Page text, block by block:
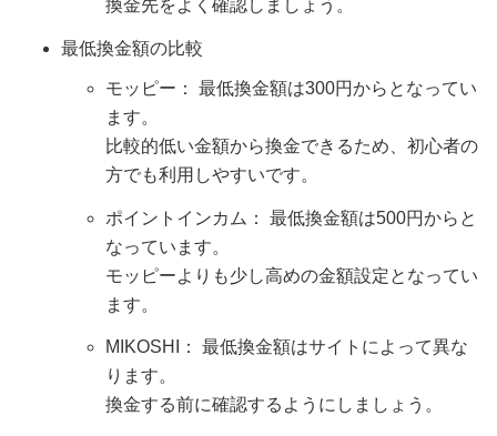
換金先をよく確認しましょう。
最低換金額の比較
モッピー： 最低換金額は300円からとなってい
ます。
比較的低い金額から換金できるため、初心者の
方でも利用しやすいです。
ポイントインカム： 最低換金額は500円からと
なっています。
モッピーよりも少し高めの金額設定となってい
ます。
MIKOSHI： 最低換金額はサイトによって異な
ります。
換金する前に確認するようにしましょう。